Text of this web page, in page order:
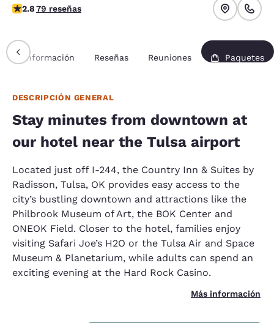
calificación de 2.78 estrellas. Feria.
2.879 reseñas
Información Reseñas Reuniones Paquetes
DESCRIPCIÓN GENERAL
Stay minutes from downtown at
our hotel near the Tulsa airport
Located just off I-244, the Country Inn & Suites by
Radisson, Tulsa, OK provides easy access to the
city’s bustling downtown and attractions like the
Philbrook Museum of Art, the BOK Center and
ONEOK Field. Closer to the hotel, families enjoy
visiting Safari Joe’s H2O or the Tulsa Air and Space
Museum & Planetarium, while adults can spend an
exciting evening at the Hard Rock Casino.
Más información